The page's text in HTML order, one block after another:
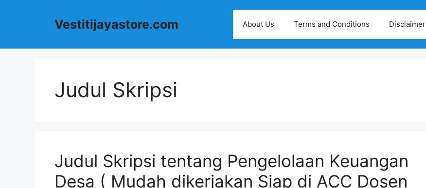
Vestitijayastore.com About Us Terms and Conditions Disclaimer
Judul Skripsi
Judul Skripsi tentang Pengelolaan Keuangan
Desa ( Mudah dikerjakan Siap di ACC Dosen